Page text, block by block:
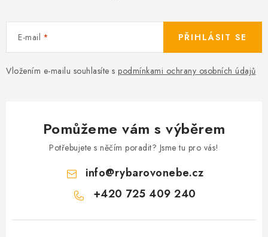
p
v
k
y
E-mail
Vložením e-mailu souhlasíte s podmínkami ochrany osobních údajů
PŘIHLÁSIT SE
Pomůžeme vám s výběrem
Potřebujete s něčím poradit? Jsme tu pro vás!
info@rybarovonebe.cz
+420 725 409 240